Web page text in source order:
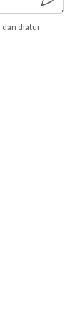
dan diatur